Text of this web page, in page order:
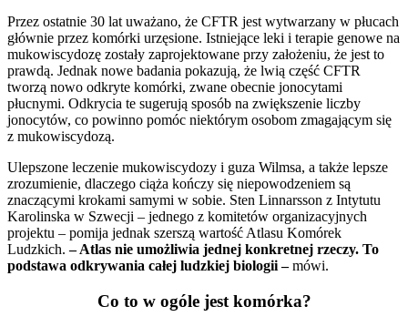
Przez ostatnie 30 lat uważano, że CFTR jest wytwarzany w płucach
głównie przez komórki urzęsione. Istniejące leki i terapie genowe na
mukowiscydozę zostały zaprojektowane przy założeniu, że jest to
prawdą. Jednak nowe badania pokazują, że lwią część CFTR
tworzą nowo odkryte komórki, zwane obecnie jonocytami
płucnymi. Odkrycia te sugerują sposób na zwiększenie liczby
jonocytów, co powinno pomóc niektórym osobom zmagającym się
z mukowiscydozą.
Ulepszone leczenie mukowiscydozy i guza Wilmsa, a także lepsze
zrozumienie, dlaczego ciąża kończy się niepowodzeniem są
znaczącymi krokami samymi w sobie. Sten Linnarsson z Intytutu
Karolinska w Szwecji – jednego z komitetów organizacyjnych
projektu – pomija jednak szerszą wartość Atlasu Komórek
Ludzkich.– Atlas nie umożliwia jednej konkretnej rzeczy. To
podstawa odkrywania całej ludzkiej biologii –mówi.
Co to w ogóle jest komórka?